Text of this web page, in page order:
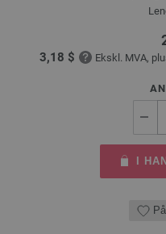
3,18 $ Ekskl. MVA,
I